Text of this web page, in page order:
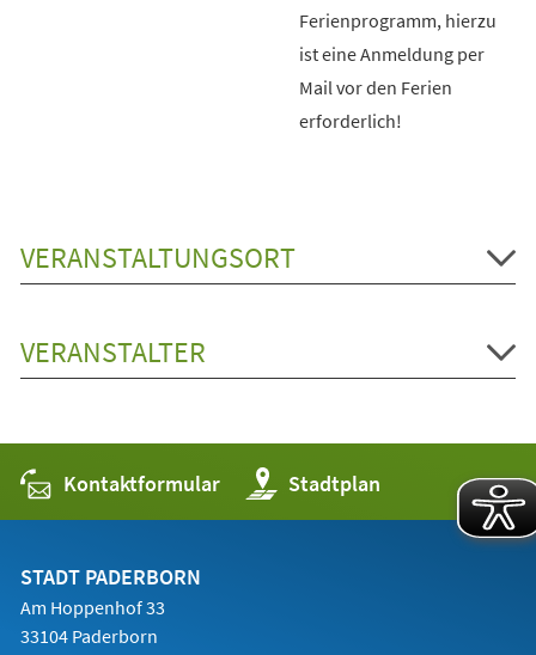
Ferienprogramm, hierzu
ist eine Anmeldung per
Mail vor den Ferien
erforderlich!
VERANSTALTUNGSORT
VERANSTALTER
Kontaktformular Stadtplan
(Öffnet
in
einem
STADT PADERBORN
Am Hoppenhof 33
33104 Paderborn